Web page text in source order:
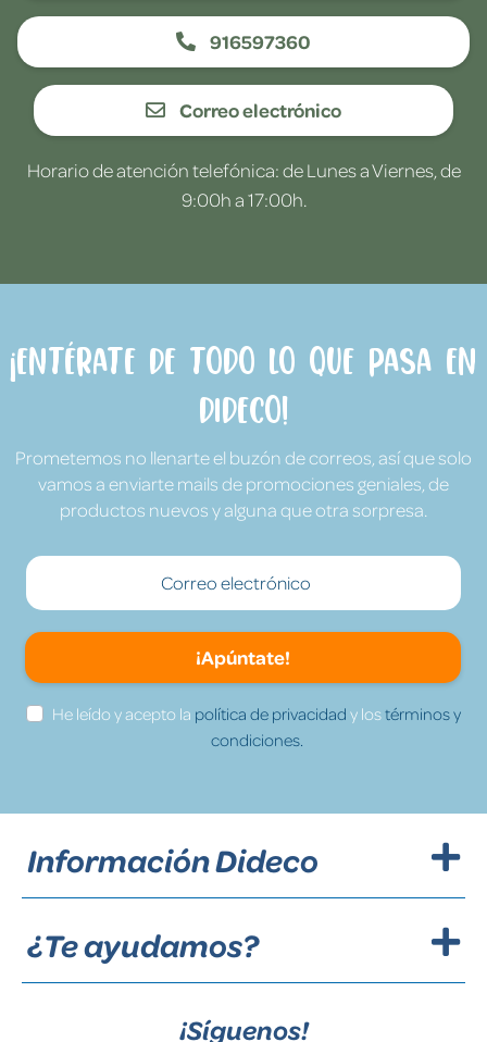
916597360
Correo electrónico
Horario de atención telefónica: de Lunes a Viernes, de
9:00h a 17:00h.
¡Entérate de todo lo que pasa en
Dideco!
Prometemos no llenarte el buzón de correos, así que solo
vamos a enviarte mails de promociones geniales, de
productos nuevos y alguna que otra sorpresa.
¡Apúntate!
He leído y acepto la política de privacidad y lostérminos y
condiciones.
Información Dideco
¿Te ayudamos?
¡Síguenos!